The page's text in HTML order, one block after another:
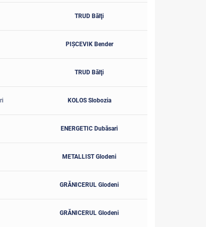
TRUD Bălţi
PIŞCEVIK Bender
TRUD Bălţi
KOLOS Slobozia
ENERGETIC Dubăsari
METALLIST Glodeni
GRĂNICERUL Glodeni
GRĂNICERUL Glodeni